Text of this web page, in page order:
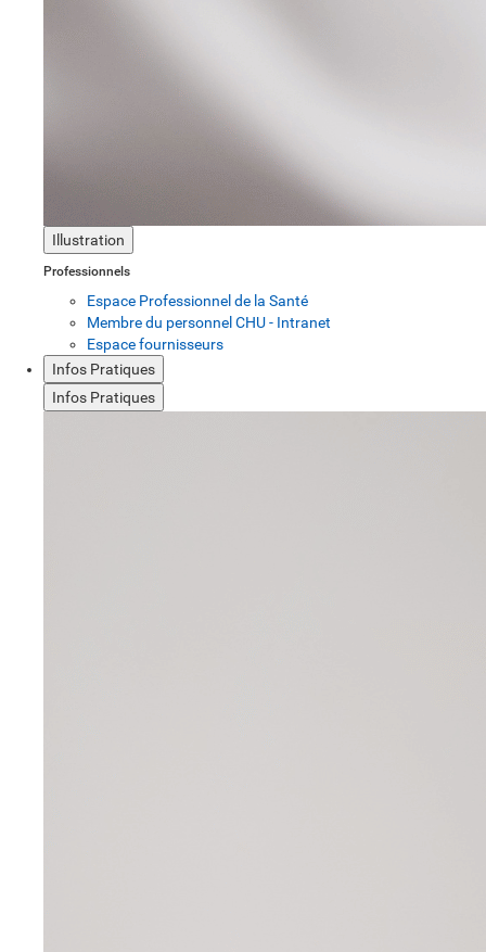
Illustration
Professionnels
Espace Professionnel de la Santé
Membre du personnel CHU - Intranet
Espace fournisseurs
Infos Pratiques
Infos Pratiques